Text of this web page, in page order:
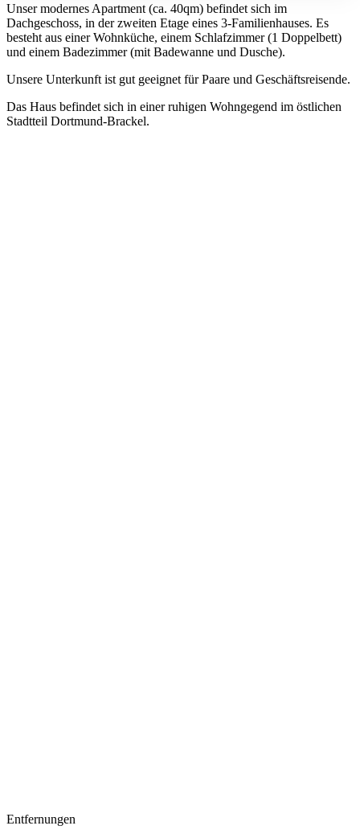
Unser modernes Apartment (ca. 40qm) befindet sich im
Dachgeschoss, in der zweiten Etage eines 3-Familienhauses. Es
besteht aus einer Wohnküche, einem Schlafzimmer (1 Doppelbett)
und einem Badezimmer (mit Badewanne und Dusche).
Unsere Unterkunft ist gut geeignet für Paare und Geschäftsreisende.
Das Haus befindet sich in einer ruhigen Wohngegend im östlichen
Stadtteil Dortmund-Brackel.
Entfernungen